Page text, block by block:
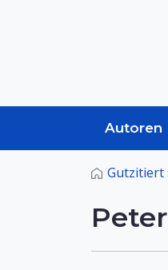
Autoren
Gutzitiert